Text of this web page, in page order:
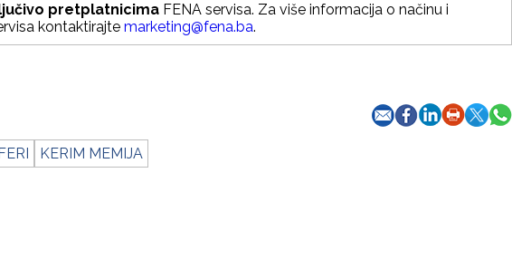
pretplatnicima FENA servisa. Za više informacija o načinu i
kontaktirajte marketing@fena.ba.
KERIM MEMIJA